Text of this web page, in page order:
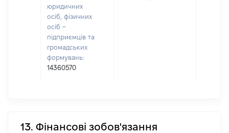
юридичних
осіб, фізичних
осіб –
підприємців та
громадських
формувань:
14360570
13. Фінансові зобов'язання